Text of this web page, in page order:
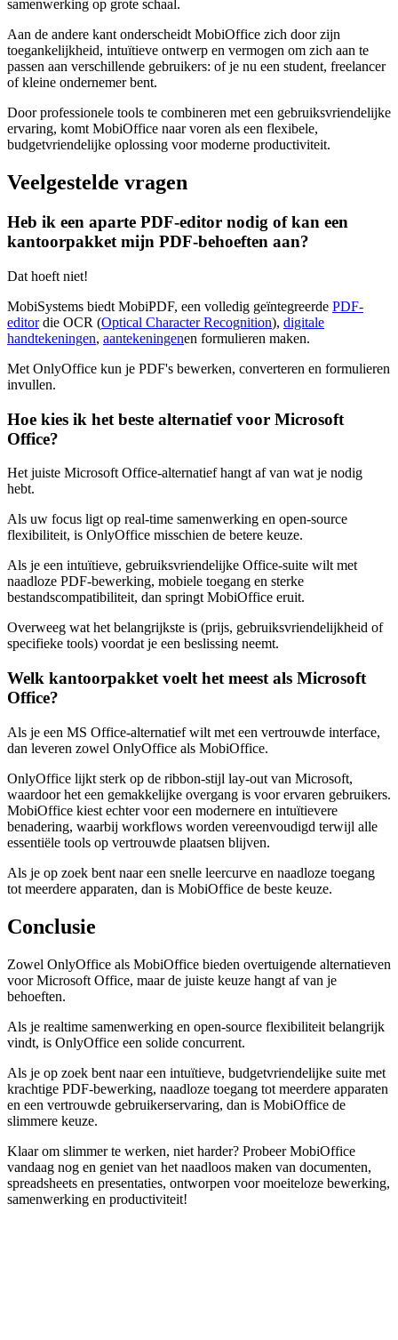
samenwerking op grote schaal.
Aan de andere kant onderscheidt MobiOffice zich door zijn
toegankelijkheid, intuïtieve ontwerp en vermogen om zich aan te
passen aan verschillende gebruikers: of je nu een student, freelancer
of kleine ondernemer bent.
Door professionele tools te combineren met een gebruiksvriendelijke
ervaring, komt MobiOffice naar voren als een flexibele,
budgetvriendelijke oplossing voor moderne productiviteit.
Veelgestelde vragen
Heb ik een aparte PDF-editor nodig of kan een
kantoorpakket mijn PDF-behoeften aan?
Dat hoeft niet!
MobiSystems biedt MobiPDF, een volledig geïntegreerde PDF-
editordie OCR (Optical Character Recognition), digitale
handtekeningen, aantekeningenen formulieren maken.
Met OnlyOffice kun je PDF's bewerken, converteren en formulieren
invullen.
Hoe kies ik het beste alternatief voor Microsoft
Office?
Het juiste Microsoft Office-alternatief hangt af van wat je nodig
hebt.
Als uw focus ligt op real-time samenwerking en open-source
flexibiliteit, is OnlyOffice misschien de betere keuze.
Als je een intuïtieve, gebruiksvriendelijke Office-suite wilt met
naadloze PDF-bewerking, mobiele toegang en sterke
bestandscompatibiliteit, dan springt MobiOffice eruit.
Overweeg wat het belangrijkste is (prijs, gebruiksvriendelijkheid of
specifieke tools) voordat je een beslissing neemt.
Welk kantoorpakket voelt het meest als Microsoft
Office?
Als je een MS Office-alternatief wilt met een vertrouwde interface,
dan leveren zowel OnlyOffice als MobiOffice.
OnlyOffice lijkt sterk op de ribbon-stijl lay-out van Microsoft,
waardoor het een gemakkelijke overgang is voor ervaren gebruikers.
MobiOffice kiest echter voor een modernere en intuïtievere
benadering, waarbij workflows worden vereenvoudigd terwijl alle
essentiële tools op vertrouwde plaatsen blijven.
Als je op zoek bent naar een snelle leercurve en naadloze toegang
tot meerdere apparaten, dan is MobiOffice de beste keuze.
Conclusie
Zowel OnlyOffice als MobiOffice bieden overtuigende alternatieven
voor Microsoft Office, maar de juiste keuze hangt af van je
behoeften.
Als je realtime samenwerking en open-source flexibiliteit belangrijk
vindt, is OnlyOffice een solide concurrent.
Als je op zoek bent naar een intuïtieve, budgetvriendelijke suite met
krachtige PDF-bewerking, naadloze toegang tot meerdere apparaten
en een vertrouwde gebruikerservaring, dan is MobiOffice de
slimmere keuze.
Klaar om slimmer te werken, niet harder? Probeer MobiOffice
vandaag nog en geniet van het naadloos maken van documenten,
spreadsheets en presentaties, ontworpen voor moeiteloze bewerking,
samenwerking en productiviteit!